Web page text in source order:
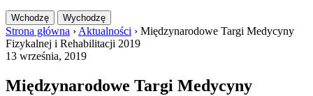
Wchodzę Wychodzę
Strona główna › Aktualności › Międzynarodowe Targi Medycyny
Fizykalnej i Rehabilitacji 2019
13 września, 2019
Międzynarodowe Targi Medycyny